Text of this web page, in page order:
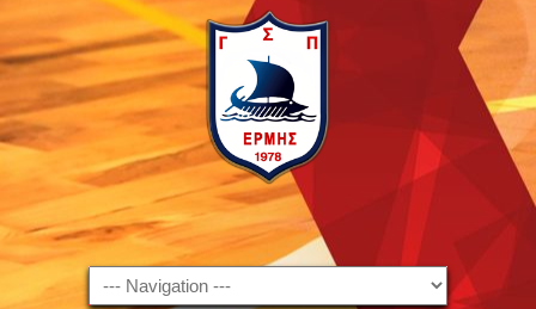
Navigation